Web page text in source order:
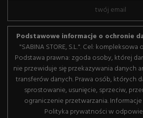
Podstawowe informacje o ochronie
"SABINA STORE, S.L.". Cel:
Podstawa prawna: zgoda osoby, której
nie przewiduje się przekazywania danych
transferów danych. Prawa osób, których
sprostowanie, usunięcie, sprzeciw,
ograniczenie przetwarzania.
Polityka prywatności w